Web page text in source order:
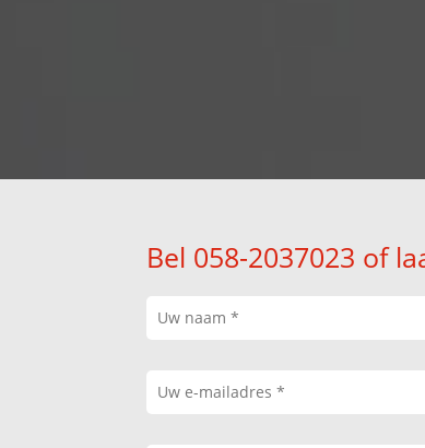
Bel 058-2037023 of